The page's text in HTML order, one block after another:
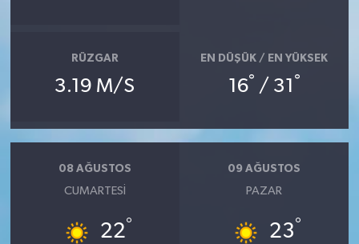
RÜZGAR
3.19 M/S
EN DÜŞÜK / EN YÜKSEK
16° / 31 °
08 AĞUSTOS
CUMARTESI
22°
09 AĞUSTOS
PAZAR
23°